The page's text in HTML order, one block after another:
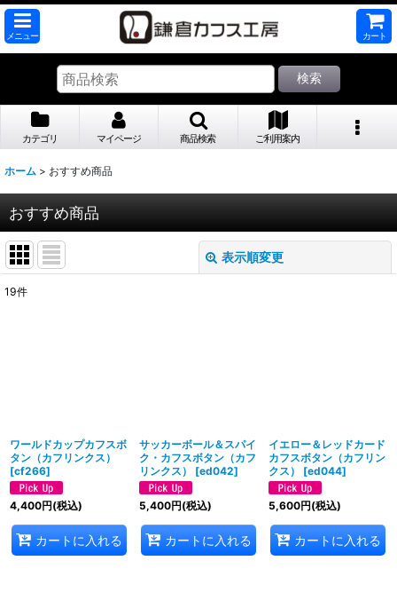
メニュー カート
検索
カテゴリ マイページ 商品検索 ご利用案内
ホーム > おすすめ商品
おすすめ商品
表示順変更
19件
ワールドカップカフスボ
タン（カフリンクス）
[cf266]
4,400円(税込)
カートに入れる
サッカーボール＆スパイ
ク・カフスボタン（カフ
リンクス）
[ed042]
5,400円(税込)
カートに入れる
イエロー＆レッドカード
カフスボタン（カフリン
クス）
[ed044]
5,600円(税込)
カートに入れる